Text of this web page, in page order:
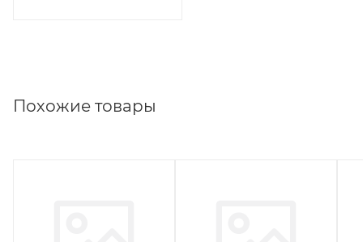
Похожие товары